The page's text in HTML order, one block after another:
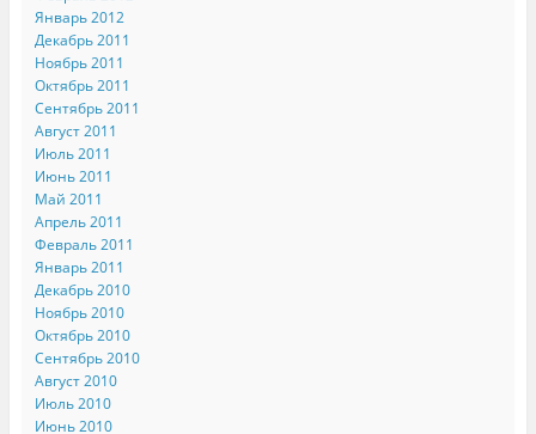
Январь 2012
Декабрь 2011
Ноябрь 2011
Октябрь 2011
Сентябрь 2011
Август 2011
Июль 2011
Июнь 2011
Май 2011
Апрель 2011
Февраль 2011
Январь 2011
Декабрь 2010
Ноябрь 2010
Октябрь 2010
Сентябрь 2010
Август 2010
Июль 2010
Июнь 2010